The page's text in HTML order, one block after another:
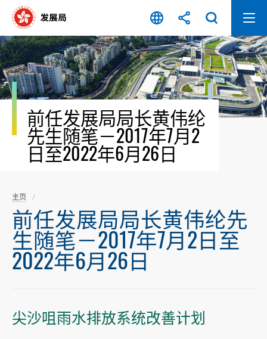
容
开
始
前任发展局局长黄伟纶
先生随笔－2017年7月2
日至2022年6月26日
主页
前任发展局局长黄伟纶先
生随笔－2017年7月2日至
2022年6月26日
尖沙咀雨水排放系统改善计划